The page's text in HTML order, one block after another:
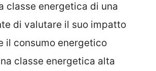
classe energetica di una
di valutare il suo impatto
il consumo energetico
classe energetica alta